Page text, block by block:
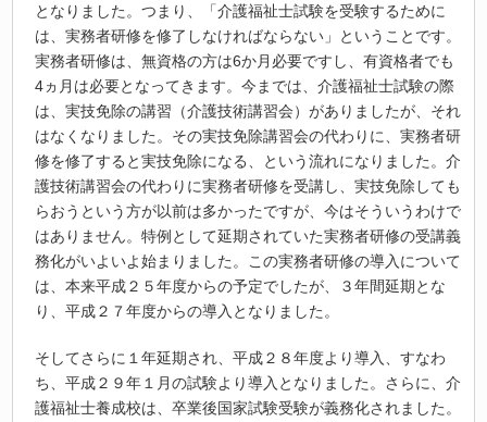
となりました。つまり、「介護福祉士試験を受験するために
は、実務者研修を修了しなければならない」ということです。
実務者研修は、無資格の方は6か月必要ですし、有資格者でも
4ヵ月は必要となってきます。今までは、介護福祉士試験の際
は、実技免除の講習（介護技術講習会）がありましたが、それ
はなくなりました。その実技免除講習会の代わりに、実務者研
修を修了すると実技免除になる、という流れになりました。介
護技術講習会の代わりに実務者研修を受講し、実技免除しても
らおうという方が以前は多かったですが、今はそういうわけで
はありません。特例として延期されていた実務者研修の受講義
務化がいよいよ始まりました。この実務者研修の導入について
は、本来平成２５年度からの予定でしたが、３年間延期とな
り、平成２７年度からの導入となりました。
そしてさらに１年延期され、平成２８年度より導入、すなわ
ち、平成２９年１月の試験より導入となりました。さらに、介
護福祉士養成校は、卒業後国家試験受験が義務化されました。